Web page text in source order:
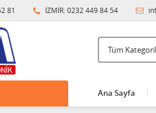
81 İZMİR: 0232 449 84 54
Ana Sayfa